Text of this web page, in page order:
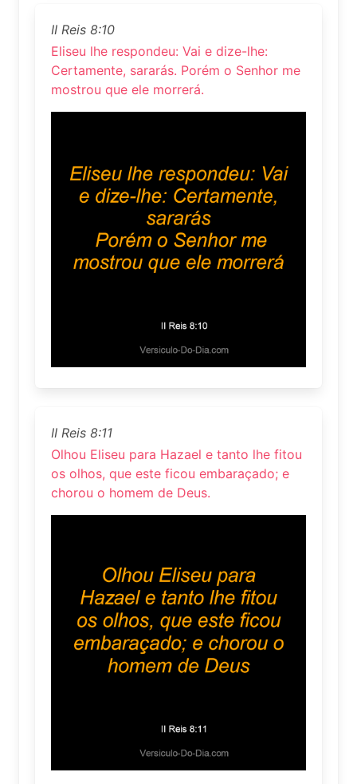
II Reis 8:10
Eliseu lhe respondeu: Vai e dize-lhe:
Certamente, sararás. Porém o Senhor me
mostrou que ele morrerá.
II Reis 8:11
Olhou Eliseu para Hazael e tanto lhe fitou
os olhos, que este ficou embaraçado; e
chorou o homem de Deus.